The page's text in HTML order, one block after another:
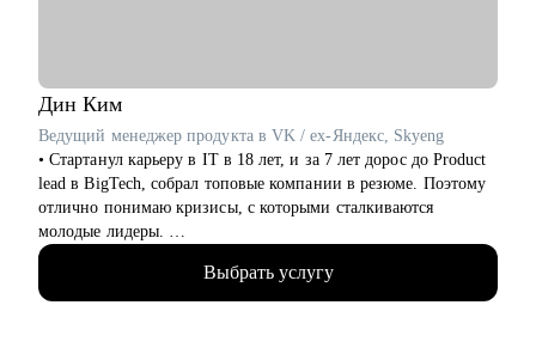
Дин Ким
Ведущий менеджер продукта в VK / ex-Яндекс, Skyeng
• Стартанул карьеру в IT в 18 лет, и за 7 лет дорос до Product
lead в BigTech, собрал топовые компании в резюме. Поэтому
отлично понимаю кризисы, с которыми сталкиваются
молодые лидеры.
• Я со-основатель стартапа на этапе Seed, оценка 70млн.
Отвечаю за продуктовую линейку и создание лучшей
команды (по моему мнению).
Выбрать услугу